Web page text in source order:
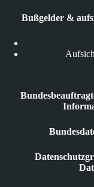
Bußgelder &